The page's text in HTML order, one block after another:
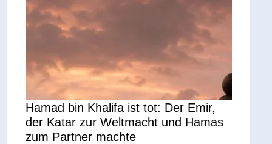
Hamad bin Khalifa ist tot: Der Emir,
der Katar zur Weltmacht und Hamas
zum Partner machte